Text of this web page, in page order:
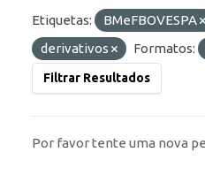
Etiquetas: BMeFBOVESPA
derivativos
Formatos:
Filtrar Resultados
Por favor tente uma nova